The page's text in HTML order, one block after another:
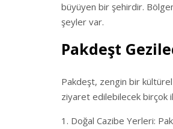
büyüyen bir şehirdir.
şeyler var.
Pakdeşt
Pakdeşt, zengin bir
ziyaret edilebilecek birçok
Doğal Cazibe Yerleri: